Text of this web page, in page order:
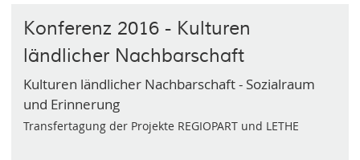
Konferenz 2016 - Kulturen
ländlicher Nachbarschaft
Kulturen ländlicher Nachbarschaft - Sozialraum
und Erinnerung
Transfertagung der Projekte REGIOPART und LETHE